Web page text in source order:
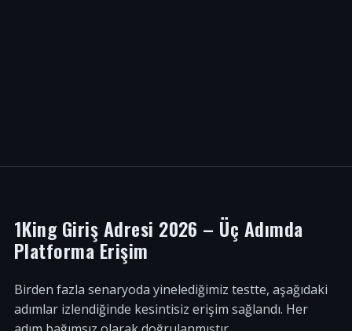
1King Giriş Adresi 2026 – Üç Adımda
Platforma Erişim
Birden fazla senaryoda yinelediğimiz testte, aşağıdaki
adımlar izlendiğinde kesintisiz erişim sağlandı. Her